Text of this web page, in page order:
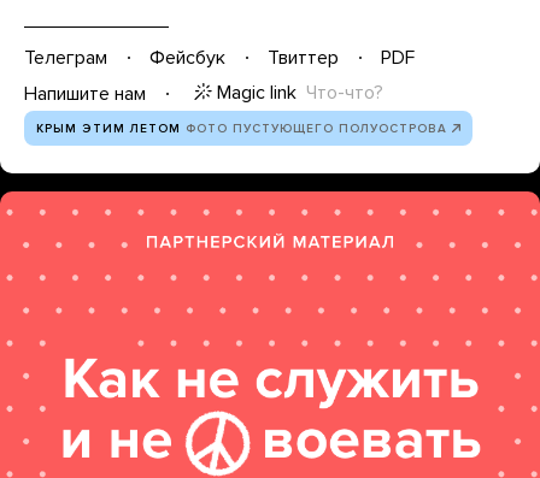
Телеграм Фейсбук Твиттер
PDF
Напишите нам
Magic link Что-что?
КРЫМ ЭТИМ ЛЕТОМ ФОТО ПУСТУЮЩЕГО ПОЛУОСТРОВА